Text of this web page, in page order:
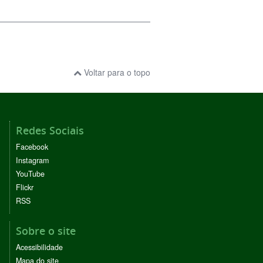
Voltar para o topo
Redes Sociais
Facebook
Instagram
YouTube
Flickr
RSS
Sobre o site
Acessibilidade
Mapa do site